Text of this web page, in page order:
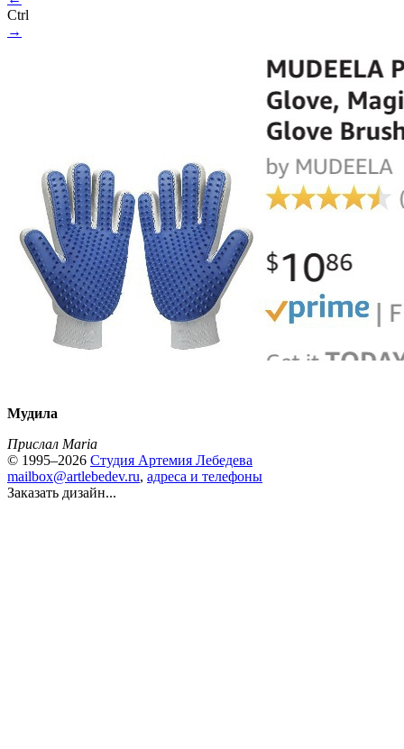
Ctrl
→
Мудила
Прислал Maria
© 1995–2026 Студия Артемия Лебедева
mailbox@artlebedev.ru, адреса и телефоны
Заказать дизайн...